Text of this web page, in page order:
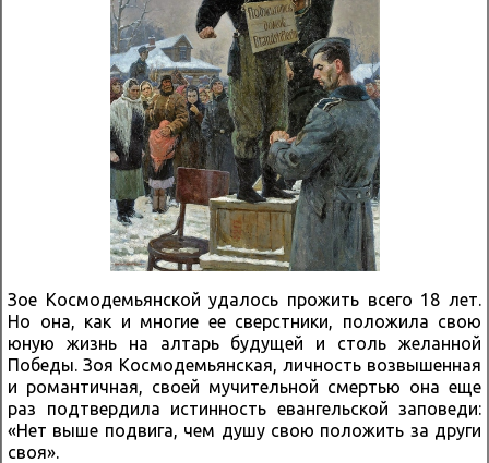
Зое Космодемьянской удалось прожить всего 18 лет.
Но она, как и многие ее сверстники, положила свою
юную жизнь на алтарь будущей и столь желанной
Победы. Зоя Космодемьянская, личность возвышенная
и романтичная, своей мучительной смертью она еще
раз подтвердила истинность евангельской заповеди:
«Нет выше подвига, чем душу свою положить за други
своя».